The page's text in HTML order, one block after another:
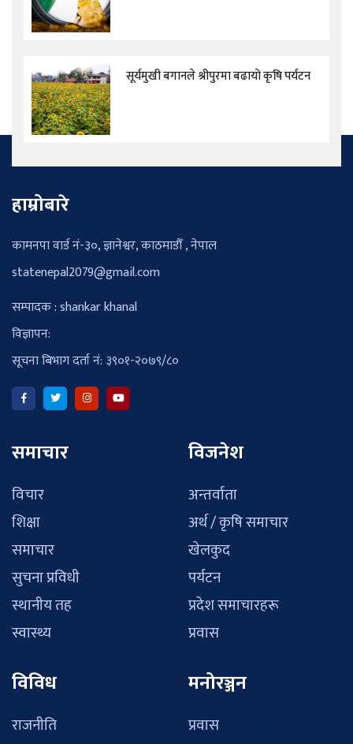
सूर्यमुखी बगानले श्रीपुरमा बढायो कृषि पर्यटन
हाम्रोबारे
कामनपा वार्ड नं-३०, ज्ञानेश्वर, काठमाडौँ , नेपाल
statenepal2079@gmail.com
सम्पादक : shankar khanal
विज्ञापन:
सूचना बिभाग दर्ता नं: ३९०१-२०७९/८०
समाचार
विचार
शिक्षा
समाचार
सुचना प्रविधी
स्थानीय तह
स्वास्थ्य
विजनेश
अन्तर्वाता
अर्थ / कृषि समाचार
खेलकुद
पर्यटन
प्रदेश समाचारहरू
प्रवास
विविध
राजनीति
मनोरञ्जन
प्रवास